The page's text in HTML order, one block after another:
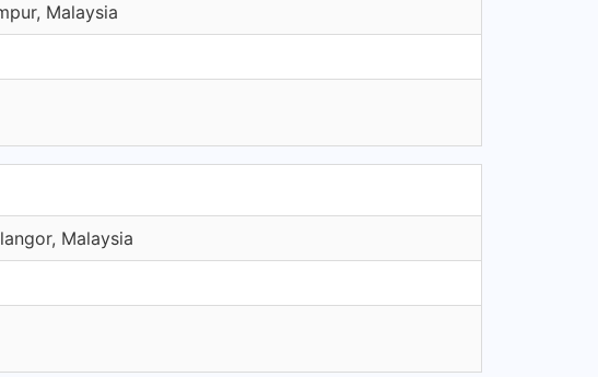
Malaysia
Malaysia